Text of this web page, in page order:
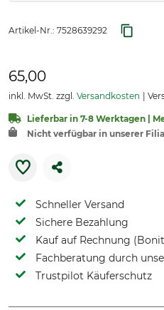
Artikel-Nr.: 7528639292
65,00
inkl. MwSt. zzgl. Versandkosten
Lieferbar in 7-8 Werktagen |
Nicht verfügbar in unserer
Schneller Versand
Sichere Bezahlung
Kauf auf Rechnung
Fachberatung durch
Trustpilot Käuferschutz